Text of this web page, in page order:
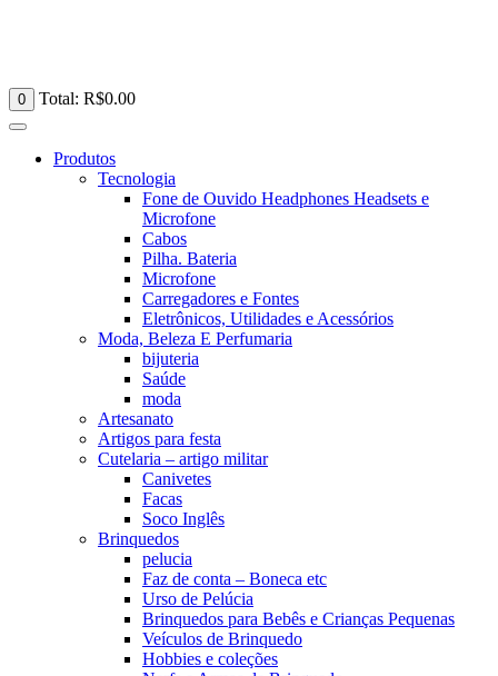
0 Total: R$0.00
Produtos
Tecnologia
Fone de Ouvido Headphones Headsets e
Microfone
Cabos
Pilha. Bateria
Microfone
Carregadores e Fontes
Eletrônicos, Utilidades e Acessórios
Moda, Beleza E Perfumaria
bijuteria
Saúde
moda
Artesanato
Artigos para festa
Cutelaria – artigo militar
Canivetes
Facas
Soco Inglês
Brinquedos
pelucia
Faz de conta – Boneca etc
Urso de Pelúcia
Brinquedos para Bebês e Crianças Pequenas
Veículos de Brinquedo
Hobbies e coleções